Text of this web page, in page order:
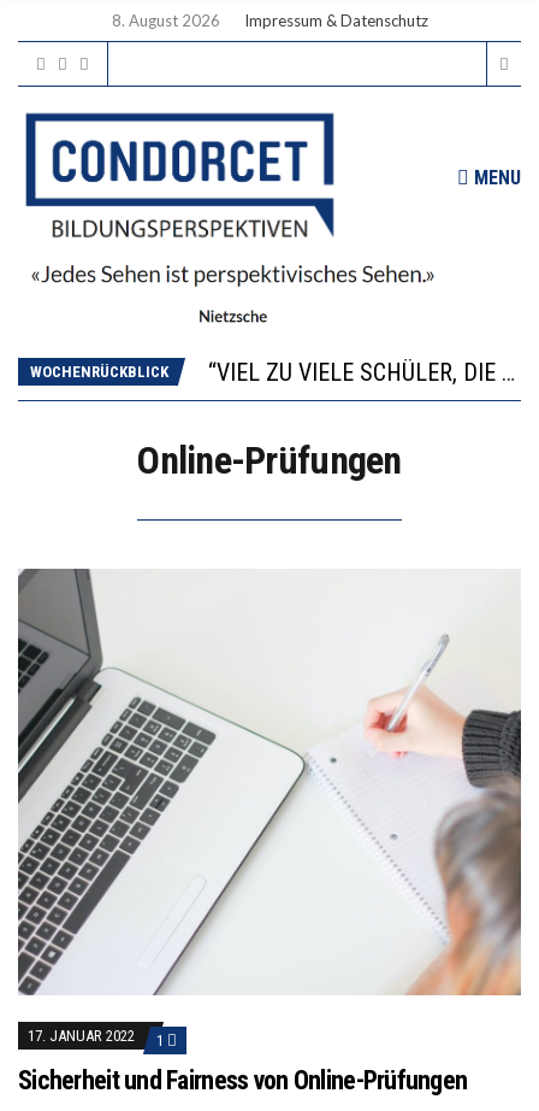
8. August 2026 Impressum & Datenschutz
MENU
WOCHENRÜCKBLICK
“VIEL ZU VIELE SCHÜLER, DIE GEMESSEN AN IHREN FÄHIGKEITEN GAR NICHT ANS GYMNASIUM GEHÖREN”
DIE GANZE HILFLOSIGKEIT DES BILDUNGSBÜRGERTUMS
Online-Prüfungen
17. JANUAR 2022 1
Sicherheit und Fairness von Online-Prüfungen